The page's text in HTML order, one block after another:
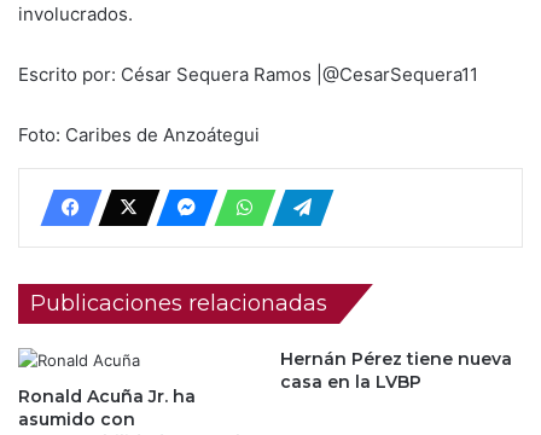
involucrados.
Escrito por: César Sequera Ramos |@CesarSequera11
Foto: Caribes de Anzoátegui
Publicaciones relacionadas
Ronald Acuña Jr. ha
asumido con
Hernán Pérez tiene nueva
casa en la LVBP